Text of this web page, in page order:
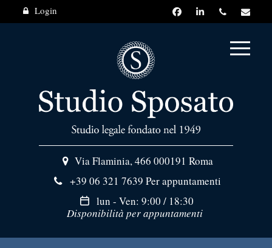
Login
Via Flaminia, 466 000191 Roma
+39 06 321 7639 Per appuntamenti
lun - Ven: 9:00 / 18:30
Disponibilità per appuntamenti